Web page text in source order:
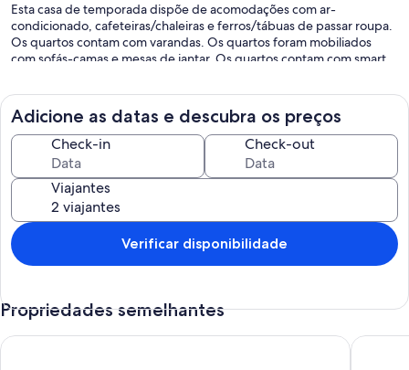
Esta casa de temporada dispõe de acomodações com ar-
condicionado, cafeteiras/chaleiras e ferros/tábuas de passar roupa.
Os quartos contam com varandas. Os quartos foram mobiliados
com sofás-camas e mesas de jantar. Os quartos contam com smart
de cozinha estão disponíveis nas cozinhas. Os banheiros possuem
chuveiros.
Os hóspedes podem acessar o Wi-Fi (velocidade: 100 Mbps ou mais
(para 1-2 pessoas ou até 6 dispositivos)) gratuitamente.Escrivaninhas
e cadeiras para escritório estão disponíveis.
As atividades recreativas listadas abaixo estão disponíveis na
propriedade ou perto dele, e poderá haver cobrança de taxa.
Adicione as datas e descubra os preços
Check-in Check-out
Viajantes
Verificar disponibilidade
Propriedades semelhantes
Chalé Bem-te-vi Eco.Hospedagem - Em harmonia com a
Chalé